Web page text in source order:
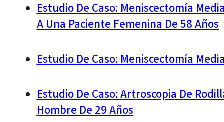
Estudio De Caso: Meniscectomía
A Una Paciente Femenina De 58 Años
Estudio De Caso: Meniscectomía
Estudio De Caso: Artroscopia De
Hombre De 29 Años